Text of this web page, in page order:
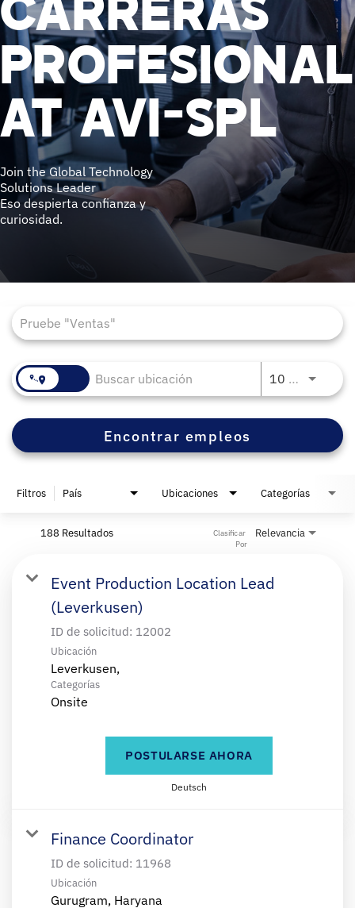
CARRERAS
AT AVI-SPL
Join the Global Technology
Solutions Leader
Eso despierta confianza y
curiosidad.
10 KM
Encontrar empleos
Filtros País Ubicaciones Categorías
188 Resultados Relevancia
Clasificar
Por
Event Production Location Lead
(Leverkusen)
ID de solicitud: 12002
Ubicación
Categorías
Onsite
POSTULARSE AHORA
Deutsch
Finance Coordinator
ID de solicitud: 11968
Ubicación